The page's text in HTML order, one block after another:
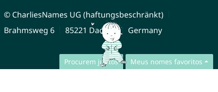
Procurem juntos Meus nomes favoritos
© CharliesNames UG (haftungsbeschränkt)
Brahmsweg 6
85221 Dachau Germany